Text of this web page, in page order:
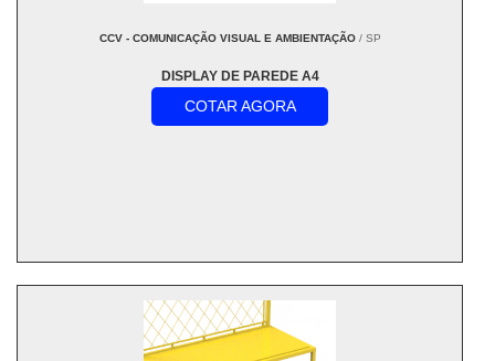
CCV - COMUNICAÇÃO VISUAL E AMBIENTAÇÃO/ SP
DISPLAY DE PAREDE A4
COTAR AGORA